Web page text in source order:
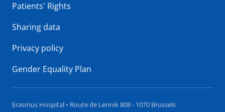
Patients' Rights
Sharing data
Privacy policy
Gender Equality Plan
Erasmus Hospital • Route de Lennik 808 - 1070 Brussels